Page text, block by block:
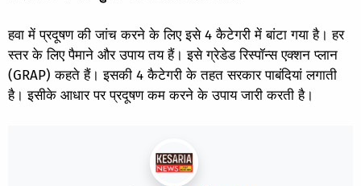
हवा में प्रदूषण की जांच करने के लिए इसे 4 कैटेगरी में बांटा गया है। हर
स्तर के लिए पैमाने और उपाय तय हैं। इसे ग्रेडेड रिस्पॉन्स एक्शन प्लान
(GRAP) कहते हैं। इसकी 4 कैटेगरी के तहत सरकार पाबंदियां लगाती
है। इसीके आधार पर प्रदूषण कम करने के उपाय जारी करती है।